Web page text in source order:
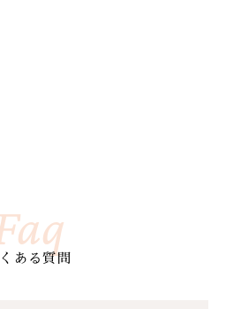
ある質問